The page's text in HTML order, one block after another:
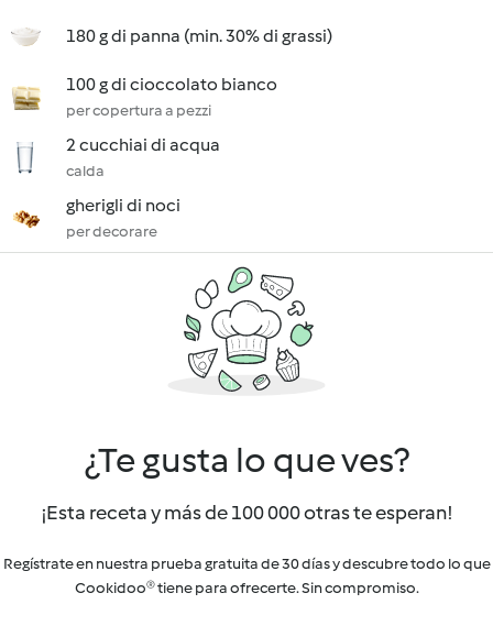
180 g di panna (min. 30% di grassi)
100 g di cioccolato bianco
per copertura a pezzi
2 cucchiai di acqua
calda
gherigli di noci
per decorare
¿Te gusta lo que ves?
¡Esta receta y más de 100 000 otras te esperan!
Regístrate en nuestra prueba gratuita de 30 días y descubre todo lo que
Cookidoo® tiene para ofrecerte. Sin compromiso.